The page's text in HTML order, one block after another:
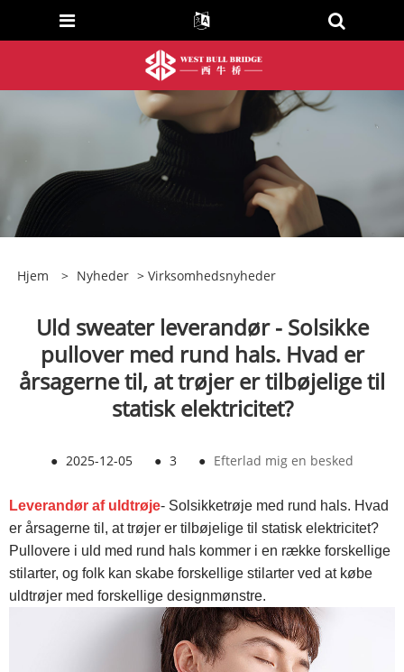
Hjem > Nyheder > Virksomhedsnyheder
Uld sweater leverandør - Solsikke
pullover med rund hals. Hvad er
årsagerne til, at trøjer er tilbøjelige til
statisk elektricitet?
● 2025-12-05 ● 3 ● Efterlad mig en besked
Leverandør af uldtrøje- Solsikketrøje med rund hals. Hvad
er årsagerne til, at trøjer er tilbøjelige til statisk elektricitet?
Pullovere i uld med rund hals kommer i en række forskellige
stilarter, og folk kan skabe forskellige stilarter ved at købe
uldtrøjer med forskellige designmønstre.